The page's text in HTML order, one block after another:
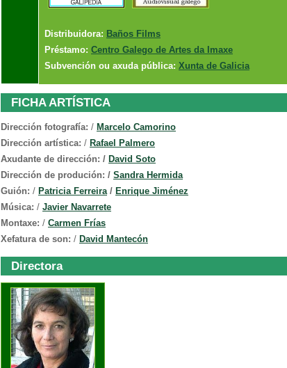
Distribuidora: Baños Films
Préstamo: Centro Galego de Artes da Imaxe
Subvención ou axuda pública: Xunta de Galicia
FICHA ARTÍSTICA
Dirección fotografía: / Marcelo Camorino
Dirección artística: / Rafael Palmero
Axudante de dirección: / David Soto
Dirección de produción: / Sandra Hermida
Guión: / Patricia Ferreira/ Enrique Jiménez
Música: / Javier Navarrete
Montaxe: / Carmen Frías
Xefatura de son: / David Mantecón
Directora